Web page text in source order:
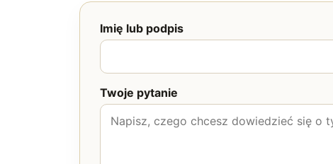
Imię lub podpis
Twoje pytanie